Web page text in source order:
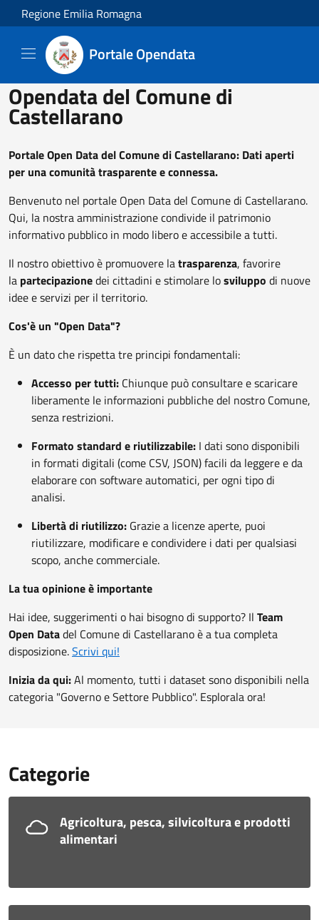
Salta al contenuto principale
Regione Emilia Romagna
Portale Opendata
Opendata del Comune di
Castellarano
Portale Open Data del Comune di Castellarano: Dati aperti
per una comunità trasparente e connessa.
Benvenuto nel portale Open Data del Comune di Castellarano.
Qui, la nostra amministrazione condivide il patrimonio
informativo pubblico in modo libero e accessibile a tutti.
Il nostro obiettivo è promuovere latrasparenza, favorire
la partecipazionedei cittadini e stimolare losviluppo di nuove
idee e servizi per il territorio.
Cos'è un "Open Data"?
È un dato che rispetta tre principi fondamentali:
Accesso per tutti: Chiunque può consultare e scaricare
liberamente le informazioni pubbliche del nostro Comune,
senza restrizioni.
Formato standard e riutilizzabile: I dati sono disponibili
in formati digitali (come CSV, JSON) facili da leggere e da
elaborare con software automatici, per ogni tipo di
analisi.
Libertà di riutilizzo: Grazie a licenze aperte, puoi
riutilizzare, modificare e condividere i dati per qualsiasi
scopo, anche commerciale.
La tua opinione è importante
Hai idee, suggerimenti o hai bisogno di supporto? Il Team
Open Datadel Comune di Castellarano è a tua completa
disposizione.Scrivi qui!
Inizia da qui:Al momento, tutti i dataset sono disponibili nella
categoria "Governo e Settore Pubblico". Esplorala ora!
Categorie
Agricoltura, pesca, silvicoltura e prodotti
alimentari